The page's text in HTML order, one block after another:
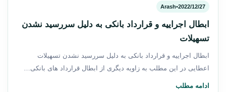
2022/12/27
•
Arash
ابطال اجراییه و قرارداد بانکی به دلیل سررسید نشدن
تسهیلات
ابطال اجراییه و قرارداد بانکی به دلیل سررسید نشدن تسهیلات
اعطایی در این مطلب به زاویه دیگری از ابطال قرارداد های بانکی…
ادامه مطلب